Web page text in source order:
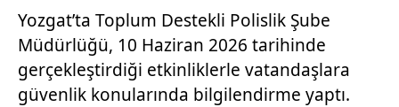
Yozgat’ta Toplum Destekli Polislik Şube
Müdürlüğü, 10 Haziran 2026 tarihinde
gerçekleştirdiği etkinliklerle vatandaşlara
güvenlik konularında bilgilendirme yaptı.